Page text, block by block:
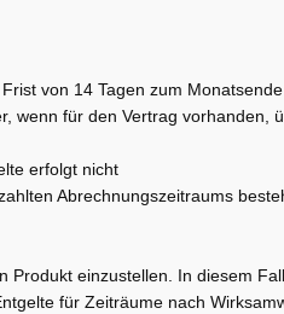
von 14 Tagen zum
wenn für den Vertrag vorhanden,
erfolgt nicht
Abrechnungszeitraums
Produkt einzustellen. In diesem
für Zeiträume nach